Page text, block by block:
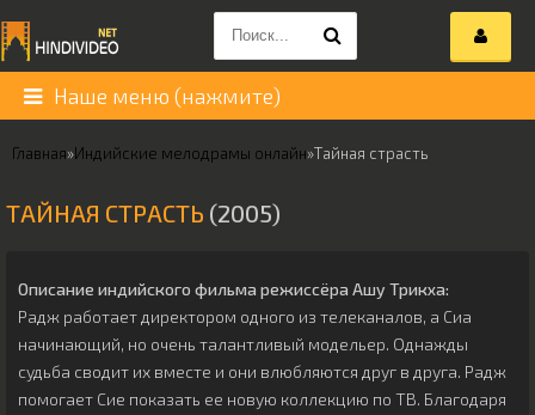
Наше меню (нажмите)
Главная»Индийские мелодрамы онлайн»Тайная страсть
ТАЙНАЯ СТРАСТЬ (2005)
Описание индийского фильма режиссёра Ашу Трикха:
Радж работает директором одного из телеканалов, а Сиа
начинающий, но очень талантливый модельер. Однажды
судьба сводит их вместе и они влюбляются друг в друга. Радж
помогает Сие показать ее новую коллекцию по ТВ. Благодаря